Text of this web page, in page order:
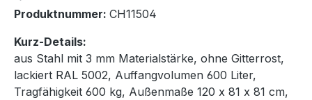
Produktnummer: CH11504
Kurz-Details:
aus Stahl mit 3 mm Materialstärke, ohne Gitterrost,
lackiert RAL 5002, Auffangvolumen 600 Liter,
Tragfähigkeit 600 kg, Außenmaße 120 x 81 x 81 cm,